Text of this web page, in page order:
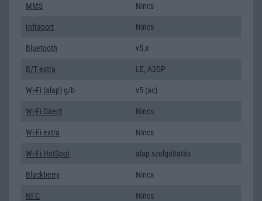
MMS Nincs
Infraport Nincs
Bluetooth v5,x
B/T extra LE, A2DP
Wi-Fi (alap) g/b v5 (ac)
Wi-Fi Direct Nincs
Wi-Fi extra Nincs
Wi-Fi HotSpot alap szolgáltatás
Blackberry Nincs
NFC Nincs